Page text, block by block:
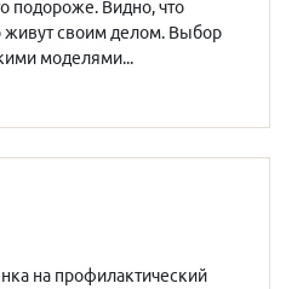
подороже. Видно, что
живут своим делом. Выбор
моделями...
на профилактический